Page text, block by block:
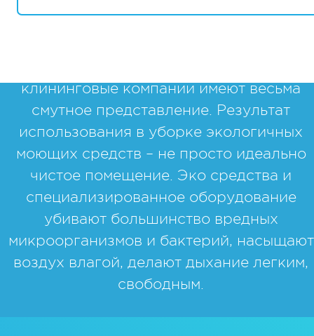
клининговые компании имеют весьма
смутное представление. Результат
использования в уборке экологичных
моющих средств – не просто идеально
чистое помещение. Эко средства и
специализированное оборудование
убивают большинство вредных
микроорганизмов и бактерий, насыщают
воздух влагой, делают дыхание легким,
свободным.